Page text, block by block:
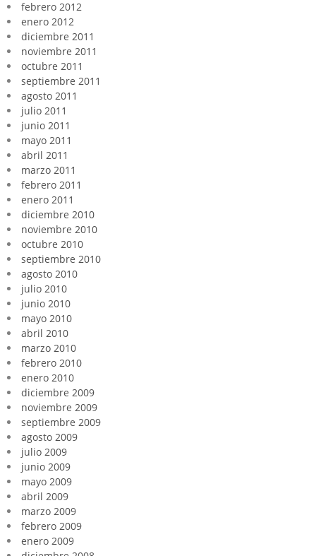
febrero 2012
enero 2012
diciembre 2011
noviembre 2011
octubre 2011
septiembre 2011
agosto 2011
julio 2011
junio 2011
mayo 2011
abril 2011
marzo 2011
febrero 2011
enero 2011
diciembre 2010
noviembre 2010
octubre 2010
septiembre 2010
agosto 2010
julio 2010
junio 2010
mayo 2010
abril 2010
marzo 2010
febrero 2010
enero 2010
diciembre 2009
noviembre 2009
septiembre 2009
agosto 2009
julio 2009
junio 2009
mayo 2009
abril 2009
marzo 2009
febrero 2009
enero 2009